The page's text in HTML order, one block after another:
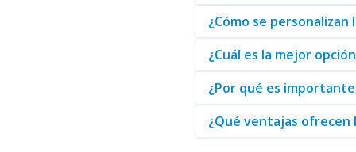
innovaciones en tecnología de
Finalmente, al elegir Dahua,
mejor en controles para
¿Cómo se
¿Cuál es la mejor
¿Por qué es
¿Qué ventajas ofrecen